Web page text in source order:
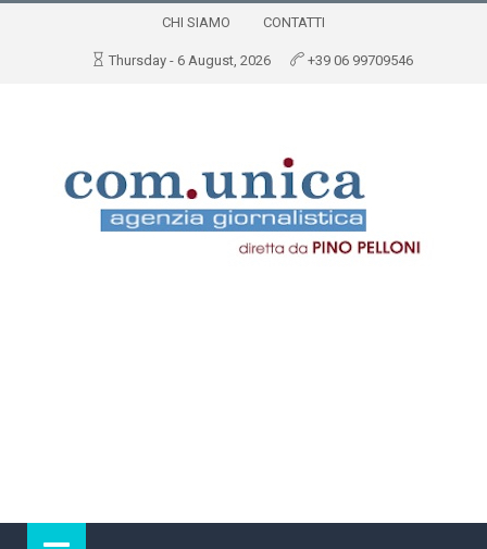
CHI SIAMO CONTATTI
Thursday - 6 August, 2026 +39 06 99709546